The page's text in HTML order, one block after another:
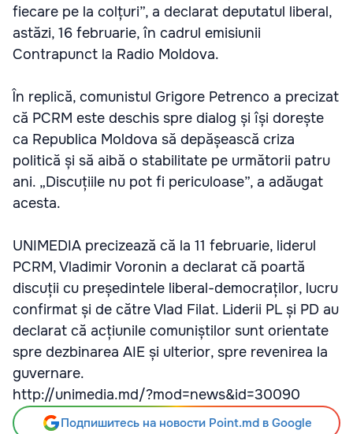
fiecare pe la colțuri”, a declarat deputatul liberal,
astăzi, 16 februarie, în cadrul emisiunii
Contrapunct la Radio Moldova.
În replică, comunistul Grigore Petrenco a precizat
că PCRM este deschis spre dialog și își dorește
ca Republica Moldova să depășească criza
politică și să aibă o stabilitate pe următorii patru
ani. „Discuțiile nu pot fi periculoase”, a adăugat
acesta.
UNIMEDIA precizează că la 11 februarie, liderul
PCRM, Vladimir Voronin a declarat că poartă
discuții cu președintele liberal-democraților, lucru
confirmat și de către Vlad Filat. Liderii PL și PD au
declarat că acțiunile comuniștilor sunt orientate
spre dezbinarea AIE și ulterior, spre revenirea la
guvernare.
http://unimedia.md/?mod=news&id=30090
Подпишитесь на новости Point.md в Google